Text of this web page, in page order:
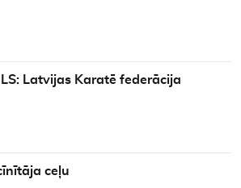
Latvijas Karatē federācija
ceļu